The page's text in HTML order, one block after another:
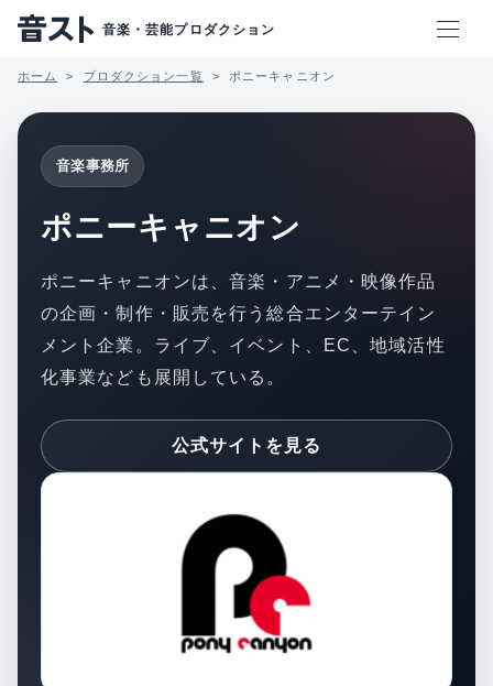
音楽・芸能プロダクション
ホーム プロダクション一覧 ポニーキャニオン
音楽事務所
ポニーキャニオン
ポニーキャニオンは、音楽・アニメ・映像作品
の企画・制作・販売を行う総合エンターテイン
メント企業。ライブ、イベント、EC、地域活性
化事業なども展開している。
公式サイトを見る